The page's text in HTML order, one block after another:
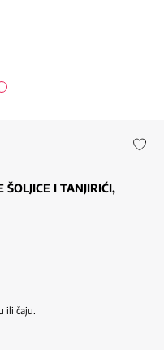
ŠOLJICE I TANJIRIĆI,
ili čaju.